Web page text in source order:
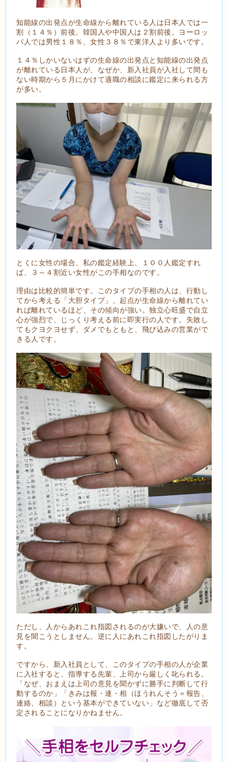
知能線の出発点が生命線から離れている人は日本人では一
割（１４％）前後、韓国人や中国人は２割前後。ヨーロッ
パ人では男性１８％、女性３８％で東洋人より多いです。
１４％しかいないはずの生命線の出発点と知能線の出発点
が離れている日本人が、なぜか、新入社員が入社して間も
ない時期から５月にかけて適職の相談に鑑定に来られる方
が多い。
とくに女性の場合、私の鑑定経験上、１００人鑑定すれ
ば、３～４割近い女性がこの手相なのです。
理由は比較的簡単です。このタイプの手相の人は、行動し
てから考える「大胆タイプ」。起点が生命線から離れてい
れば離れているほど、その傾向が強い。独立心旺盛で自立
心が強烈で、じっくり考える前に即実行の人です。失敗し
てもクヨクヨせず、ダメでもともと、飛び込みの営業がで
きる人です。
ただし、人からあれこれ指図されるのが大嫌いで、人の意
見を聞こうとしません。逆に人にあれこれ指図したがりま
す。
ですから、新入社員として、このタイプの手相の人が企業
に入社すると、指導する先輩、上司から厳しく叱られる。
「なぜ、おまえは上司の意見を聞かずに勝手に判断して行
動するのか」「きみは報・連・相（ほうれんそう＝報告、
連絡、相談）という基本ができていない」など徹底して否
定されることになりかねません。